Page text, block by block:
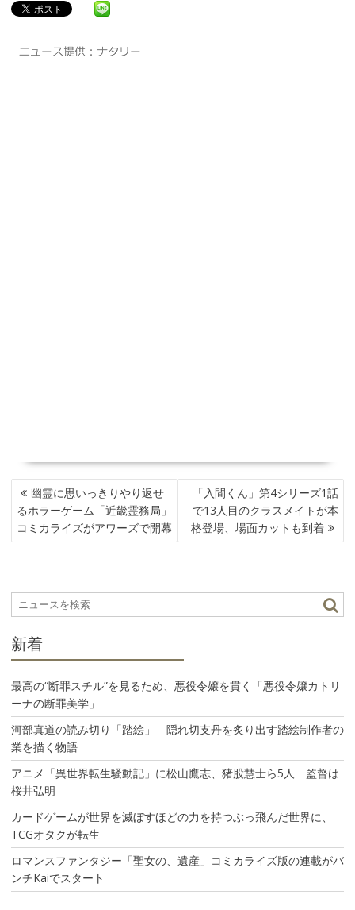
投
稿
ナ
ビ
シ
ョ
幽霊に思いっきりやり返せ
るホラーゲーム「近畿霊務局」
コミカライズがアワーズで開幕
「入間くん」第4シリーズ1話
で13人目のクラスメイトが本
格登場、場面カットも到着
新着
最高の“断罪スチル”を見るため、悪役令嬢を貫く「悪役令嬢カトリ
ーナの断罪美学」
河部真道の読み切り「踏絵」 隠れ切支丹を炙り出す踏絵制作者の
業を描く物語
アニメ「異世界転生騒動記」に松山鷹志、猪股慧士ら5人 監督は
桜井弘明
カードゲームが世界を滅ぼすほどの力を持つぶっ飛んだ世界に、
TCGオタクが転生
ロマンスファンタジー「聖女の、遺産」コミカライズ版の連載がバ
ンチKaiでスタート